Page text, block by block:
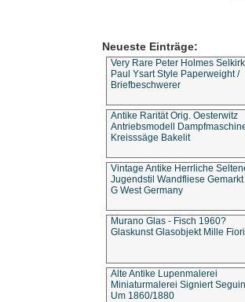
Neueste Einträge:
Very Rare Peter Holmes Selkirk
Paul Ysart Style Paperweight /
Briefbeschwerer
Antike Rarität Orig. Oesterwitz
Antriebsmodell
Kreisssäge Bakelit
Vintage Antike Herrliche
Jugendstil Wandfliese Gemarkt
G West Germany
Murano Glas - Fisch 1960?
Glaskunst Glasobjekt Mille Fiori
Alte Antike Lupenmalerei
Miniaturmalerei Signiert Seguin
Um 1860/1880